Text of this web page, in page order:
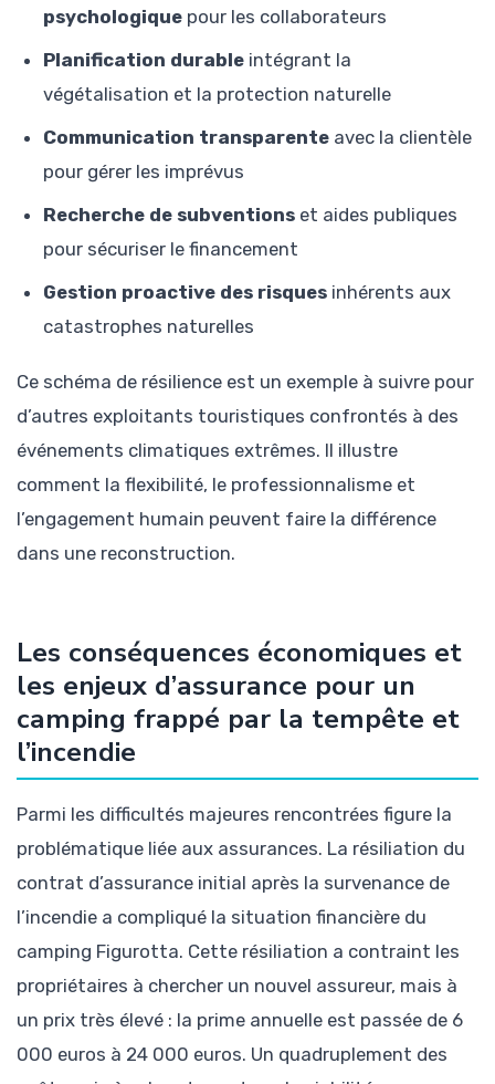
psychologique pour les collaborateurs
Planification durable intégrant la
végétalisation et la protection naturelle
Communication transparente avec la clientèle
pour gérer les imprévus
Recherche de subventions et aides publiques
pour sécuriser le financement
Gestion proactive des risques inhérents aux
catastrophes naturelles
Ce schéma de résilience est un exemple à suivre pour
d’autres exploitants touristiques confrontés à des
événements climatiques extrêmes. Il illustre
comment la flexibilité, le professionnalisme et
l’engagement humain peuvent faire la différence
dans une reconstruction.
Les conséquences économiques et
les enjeux d’assurance pour un
camping frappé par la tempête et
l’incendie
Parmi les difficultés majeures rencontrées figure la
problématique liée aux assurances. La résiliation du
contrat d’assurance initial après la survenance de
l’incendie a compliqué la situation financière du
camping Figurotta. Cette résiliation a contraint les
propriétaires à chercher un nouvel assureur, mais à
un prix très élevé : la prime annuelle est passée de 6
000 euros à 24 000 euros. Un quadruplement des